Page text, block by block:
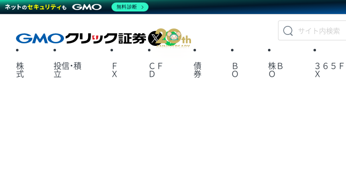
X
株
式
投信・積
立
Ｆ
Ｘ
ＣＦ
Ｄ
債
券
Ｂ
Ｏ
株Ｂ
Ｏ
３６５Ｆ
Ｘ
無料診断